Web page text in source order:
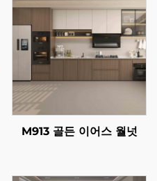
M913 골든 이어스 월넛